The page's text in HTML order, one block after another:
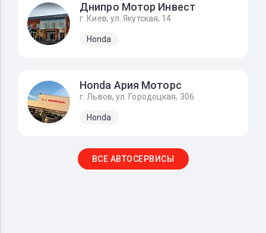
Днипро Мотор Инвест
г. Киев, ул. Якутская, 14
Honda
Honda Ария Моторс
г. Львов, ул. Городоцкая, 306
Honda
ВСЕ АВТОСЕРВИСЫ